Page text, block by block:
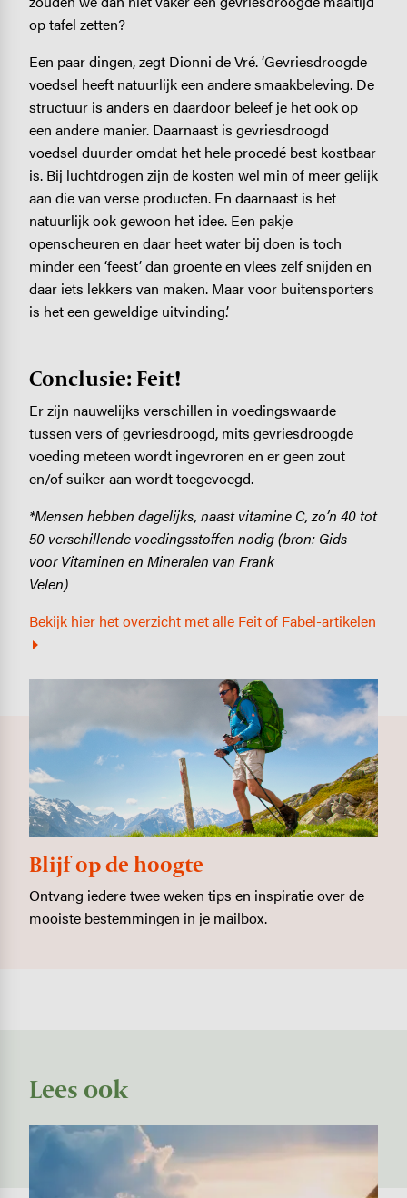
op tafel zetten?
Een paar dingen, zegt Dionni de Vré. ‘Gevriesdroogde
voedsel heeft natuurlijk een andere smaakbeleving. De
structuur is anders en daardoor beleef je het ook op
een andere manier. Daarnaast is gevriesdroogd
voedsel duurder omdat het hele procedé best kostbaar
is. Bij luchtdrogen zijn de kosten wel min of meer gelijk
aan die van verse producten. En daarnaast is het
natuurlijk ook gewoon het idee. Een pakje
openscheuren en daar heet water bij doen is toch
minder een ‘feest’ dan groente en vlees zelf snijden en
daar iets lekkers van maken. Maar voor buitensporters
is het een geweldige uitvinding.’
Conclusie: Feit!
Er zijn nauwelijks verschillen in voedingswaarde
tussen vers of gevriesdroogd, mits gevriesdroogde
voeding meteen wordt ingevroren en er geen zout
en/of suiker aan wordt toegevoegd.
*Mensen hebben dagelijks, naast vitamine C, zo’n 40 tot
50 verschillende voedingsstoffen nodig(bron: Gids
voor Vitaminen en Mineralen van Frank
Velen)
Bekijk hier het overzicht met alle Feit of Fabel-artikelen
Blijf op de hoogte
Ontvang iedere twee weken tips en inspiratie over de
mooiste bestemmingen in je mailbox.
Lees ook
Image